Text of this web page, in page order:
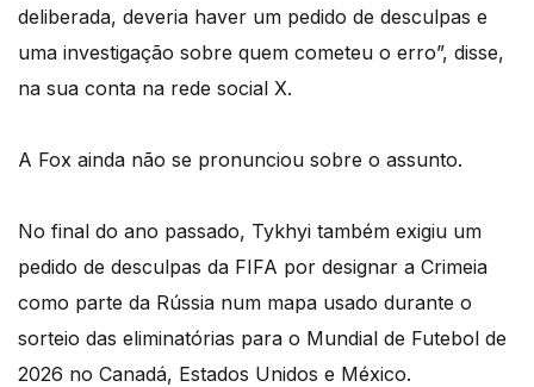
deliberada, deveria haver um pedido de desculpas e
uma investigação sobre quem cometeu o erro”, disse,
na sua conta na rede social X.
A Fox ainda não se pronunciou sobre o assunto.
No final do ano passado, Tykhyi também exigiu um
pedido de desculpas da FIFA por designar a Crimeia
como parte da Rússia num mapa usado durante o
sorteio das eliminatórias para o Mundial de Futebol de
2026 no Canadá, Estados Unidos e México.